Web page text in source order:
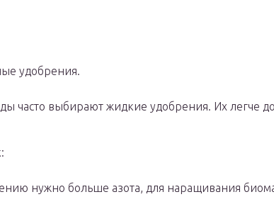
удобрения.
часто выбирают жидкие удобрения. Их легче
нужно больше азота, для наращивания